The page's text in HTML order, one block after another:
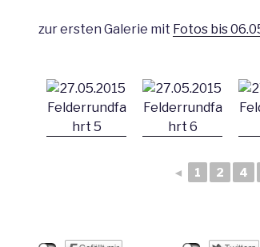
zur ersten Galerie mit Fotos bis
◄ 1 2 4